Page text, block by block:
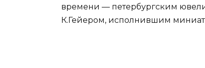
времени — петербургским
К.Гейером, исполнившим